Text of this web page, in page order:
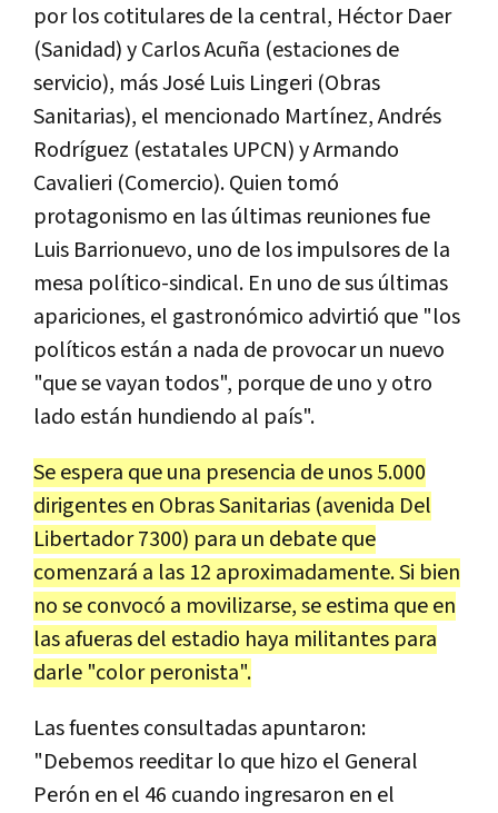
por los cotitulares de la central, Héctor Daer
(Sanidad) y Carlos Acuña (estaciones de
servicio), más José Luis Lingeri (Obras
Sanitarias), el mencionado Martínez, Andrés
Rodríguez (estatales UPCN) y Armando
Cavalieri (Comercio). Quien tomó
protagonismo en las últimas reuniones fue
Luis Barrionuevo, uno de los impulsores de la
mesa político-sindical. En uno de sus últimas
apariciones, el gastronómico advirtió que "los
políticos están a nada de provocar un nuevo
"que se vayan todos", porque de uno y otro
lado están hundiendo al país".
Se espera que una presencia de unos 5.000
dirigentes en Obras Sanitarias (avenida Del
Libertador 7300) para un debate que
comenzará a las 12 aproximadamente. Si bien
no se convocó a movilizarse, se estima que en
las afueras del estadio haya militantes para
darle "color peronista".
Las fuentes consultadas apuntaron:
"Debemos reeditar lo que hizo el General
Perón en el 46 cuando ingresaron en el